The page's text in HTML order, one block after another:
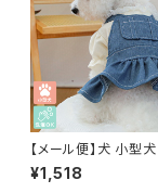
【メール便】犬 小型
ンピース ペット用品
ェア レイヤード風ワ
¥1,518